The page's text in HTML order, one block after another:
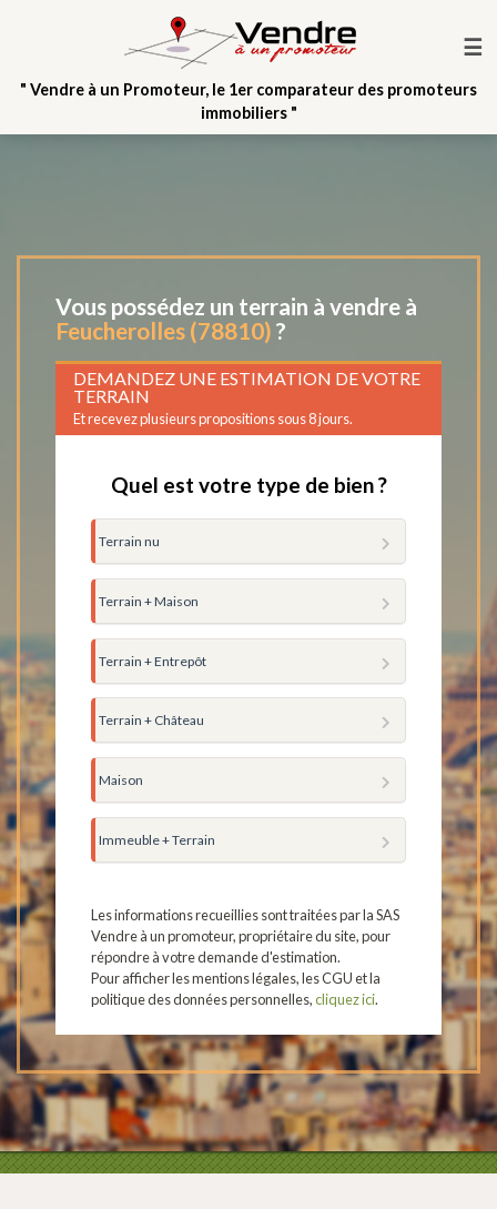
☰
" Vendre à un Promoteur, le 1er comparateur des promoteurs
immobiliers "
Vous possédez un terrain à vendre à
Feucherolles (78810) ?
DEMANDEZ UNE ESTIMATION DE VOTRE
TERRAIN
Et recevez plusieurs propositions sous 8 jours.
Quel est votre type de bien ?
Terrain nu
Terrain + Maison
Terrain + Entrepôt
Terrain + Château
Maison
Immeuble + Terrain
Les informations recueillies sont traitées par la SAS
Vendre à un promoteur, propriétaire du site, pour
répondre à votre demande d'estimation.
Pour afficher les mentions légales, les CGU et la
politique des données personnelles,cliquez ici.